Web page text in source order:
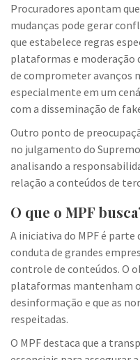
Procuradores apontam
mudanças pode gerar
que estabelece regras
plataformas e moderação
de comprometer avanços
especialmente em um
com a disseminação de
Outro ponto de
no julgamento do
analisando a
relação a conteúdos de
O que o MPF
A iniciativa do MPF é
conduta de grandes
controle de conteúdos. O
plataformas mantenham
desinformação e que as
respeitadas.
O MPF destaca que a